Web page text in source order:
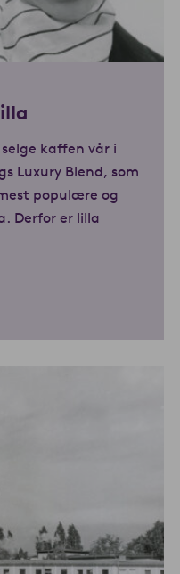
kaffen vår i
Luxury Blend, som
populære og
Derfor er lilla